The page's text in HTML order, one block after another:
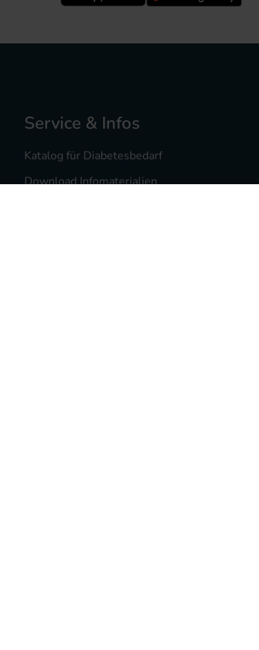
Service & Infos
Katalog für Diabetesbedarf
Download Infomaterialien